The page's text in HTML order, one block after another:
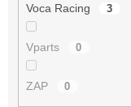
Voca Racing 3
Vparts 0
ZAP 0